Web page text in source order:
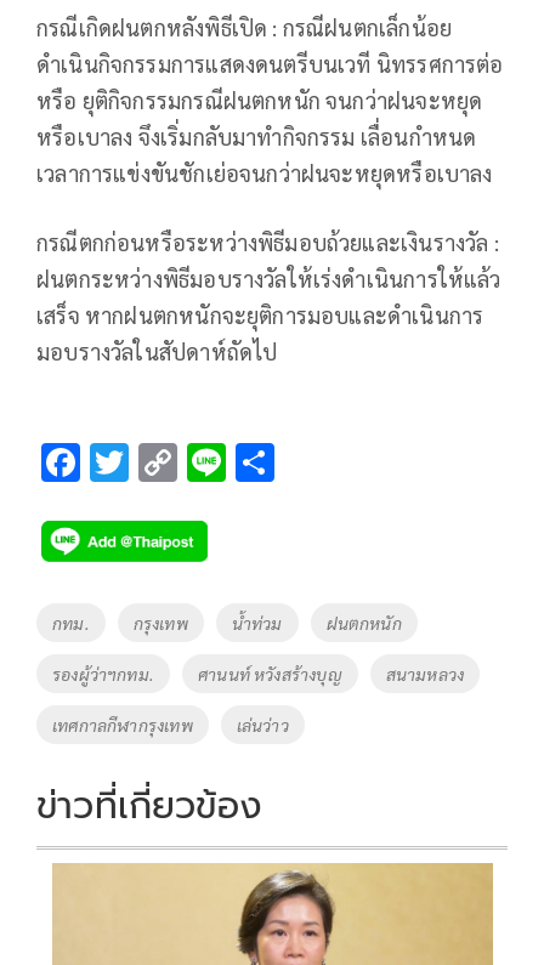
กรณีเกิดฝนตกหลังพิธีเปิด : กรณีฝนตกเล็กน้อย
ดำเนินกิจกรรมการแสดงดนตรีบนเวที นิทรรศการต่อ
หรือ ยุติกิจกรรมกรณีฝนตกหนัก จนกว่าฝนจะหยุด
หรือเบาลง จึงเริ่มกลับมาทำกิจกรรม เลื่อนกำหนด
เวลาการแข่งขันชักเย่อจนกว่าฝนจะหยุดหรือเบาลง
กรณีตกก่อนหรือระหว่างพิธีมอบถ้วยและเงินรางวัล :
ฝนตกระหว่างพิธีมอบรางวัลให้เร่งดำเนินการให้แล้ว
เสร็จ หากฝนตกหนักจะยุติการมอบและดำเนินการ
มอบรางวัลในสัปดาห์ถัดไป
F
e
b
o
o
k
T
tt
er
C
p
y
Li
Li
Tags
กทม. กรุงเทพ น้ำท่วม ฝนตกหนัก
รองผู้ว่าฯกทม. ศานนท์ หวังสร้างบุญ สนามหลวง
เทศกาลกีฬากรุงเทพ เล่นว่าว
ข่าวที่เกี่ยวข้อง